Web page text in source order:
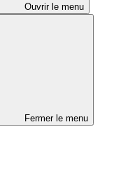
Ouvrir le menu
Fermer le menu